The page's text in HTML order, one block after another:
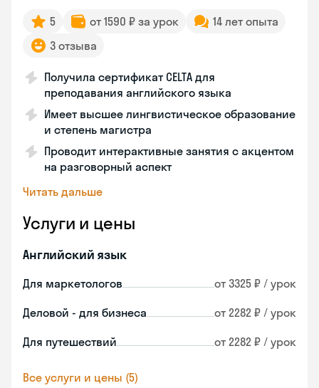
5 от 1590 ₽ за урок
14 лет опыта
3 отзыва
Получила сертификат CELTA для
преподавания английского языка
Имеет высшее лингвистическое образование
и степень магистра
Проводит интерактивные занятия с акцентом
на разговорный аспект
Читать дальше
Услуги и цены
Английский язык
Для маркетологов от 3325 ₽ / урок
Деловой - для бизнеса от 2282 ₽ / урок
Для путешествий от 2282 ₽ / урок
Все услуги и цены (5)